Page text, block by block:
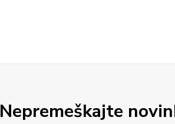
Nepremeškajte